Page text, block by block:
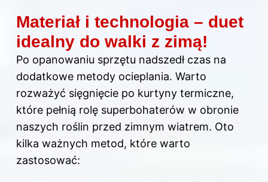
Materiał i technologia – duet
idealny do walki z zimą!
Po opanowaniu sprzętu nadszedł czas na
dodatkowe metody ocieplania. Warto
rozważyć sięgnięcie po kurtyny termiczne,
które pełnią rolę superbohaterów w obronie
naszych roślin przed zimnym wiatrem. Oto
kilka ważnych metod, które warto
zastosować: